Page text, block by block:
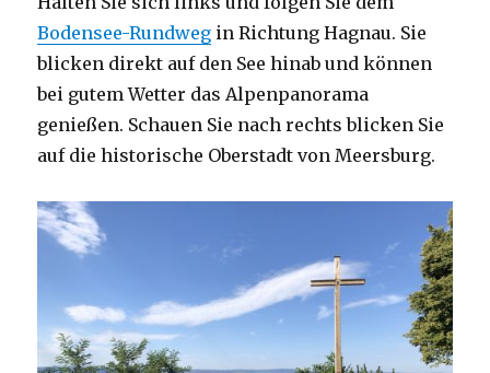
Bodensee-Rundweg in Richtung Hagnau. Sie
blicken direkt auf den See hinab und können
bei gutem Wetter das Alpenpanorama
genießen. Schauen Sie nach rechts blicken Sie
auf die historische Oberstadt von Meersburg.